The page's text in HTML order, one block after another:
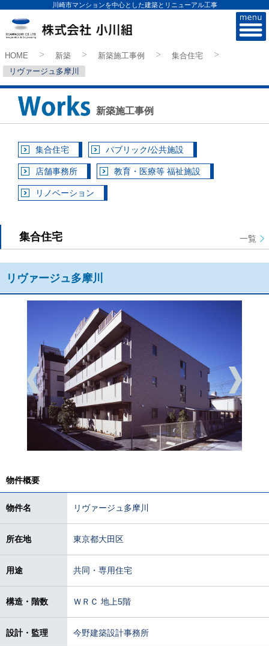
川崎市マンションを中心とした建築とリニューアル工事
HOME >新築 >新築施工事例 >
集合住宅
リヴァージュ多摩川
新築施工事例
集合住宅 パブリック/公共施設
店舗事務所 教育・医療等 福祉施設
リノベーション
集合住宅 一覧
リヴァージュ多摩川
物件概要
物件名 リヴァージュ多摩川
所在地 東京都大田区
用途 共同・専用住宅
構造・階数 ＷＲＣ 地上5階
設計・監理 今野建築設計事務所